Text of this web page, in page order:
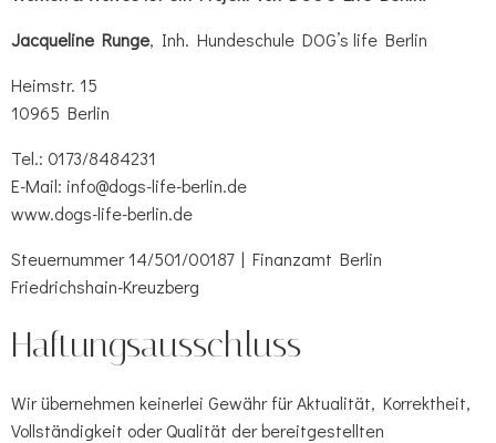
Jacqueline Runge, Inh. Hundeschule DOG’s life Berlin
Heimstr. 15
10965 Berlin
Tel.: 0173/8484231
E-Mail: info@dogs-life-berlin.de
www.dogs-life-berlin.de
Steuernummer 14/501/00187 | Finanzamt Berlin
Friedrichshain-Kreuzberg
Haftungsausschluss
Wir übernehmen keinerlei Gewähr für Aktualität, Korrektheit,
Vollständigkeit oder Qualität der bereitgestellten